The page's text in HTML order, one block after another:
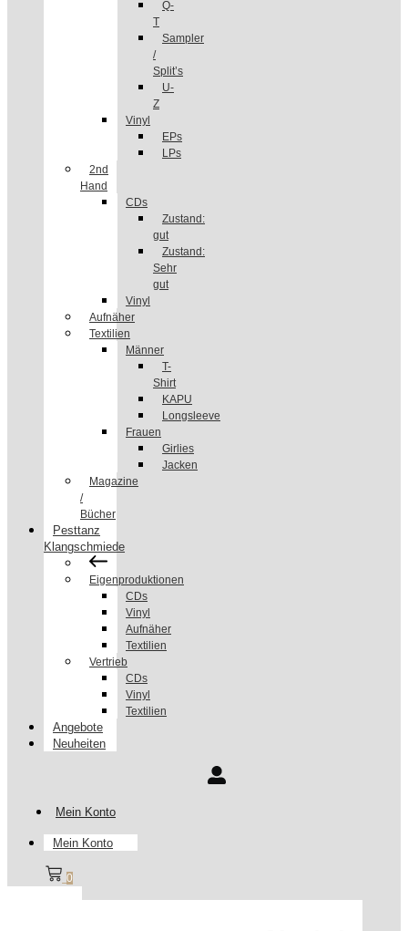
Q-
T
Sampler
/
Split’s
U-
Z
Vinyl
EPs
LPs
2nd
Hand
CDs
Zustand:
gut
Zustand:
Sehr
gut
Vinyl
Aufnäher
Textilien
Männer
T-
Shirt
KAPU
Longsleeve
Frauen
Girlies
Jacken
Magazine
/
Bücher
Pesttanz
Klangschmiede
Eigenproduktionen
CDs
Vinyl
Aufnäher
Textilien
Vertrieb
CDs
Vinyl
Textilien
Angebote
Neuheiten
Mein Konto
Mein Konto
0